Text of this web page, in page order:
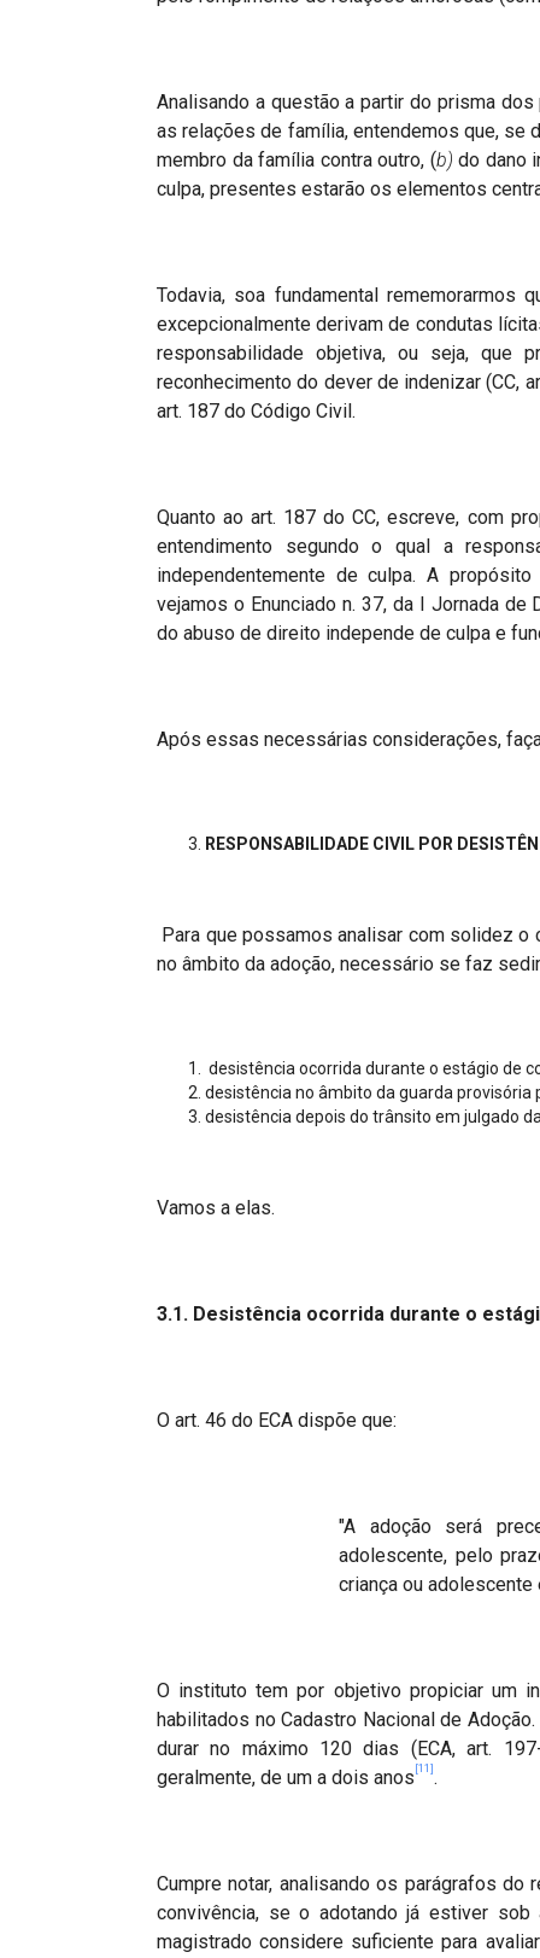
Analisando a questão a partir do prisma
as relações de família, entendemos que, se
membro da família contra outro, (b) do dano
culpa, presentes estarão os elementos
Todavia, soa fundamental rememorarmos
excepcionalmente derivam de condutas
responsabilidade objetiva, ou seja, que
reconhecimento do dever de indenizar (CC,
art. 187 do Código Civil.
Quanto ao art. 187 do CC, escreve, com
entendimento segundo o qual a
independentemente de culpa. A
vejamos o Enunciado n. 37, da I Jornada
do abuso de direito independe de culpa e
Após essas necessárias considerações,
RESPONSABILIDADE CIVIL POR
Para que possamos analisar com solidez o
no âmbito da adoção, necessário se faz
desistência ocorrida durante o estágio de
desistência no âmbito da guarda provisória
desistência depois do trânsito em julgado
Vamos a elas.
3.1. Desistência ocorrida durante o está
O art. 46 do ECA dispõe que:
"A adoção será
adolescente, pelo
criança ou adolescente
O instituto tem por objetivo propiciar um
habilitados no Cadastro Nacional de
durar no máximo 120 dias (ECA, art.
geralmente, de um a dois anos [11] .
Cumpre notar, analisando os parágrafos
convivência, se o adotando já estiver
magistrado considere suficiente para